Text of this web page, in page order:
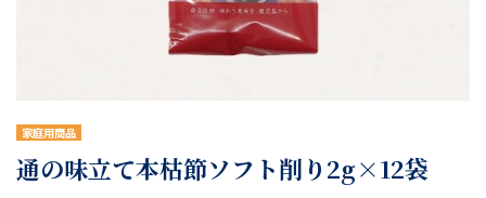
家庭用商品
通の味立て本枯節ソフト削り2g×12袋